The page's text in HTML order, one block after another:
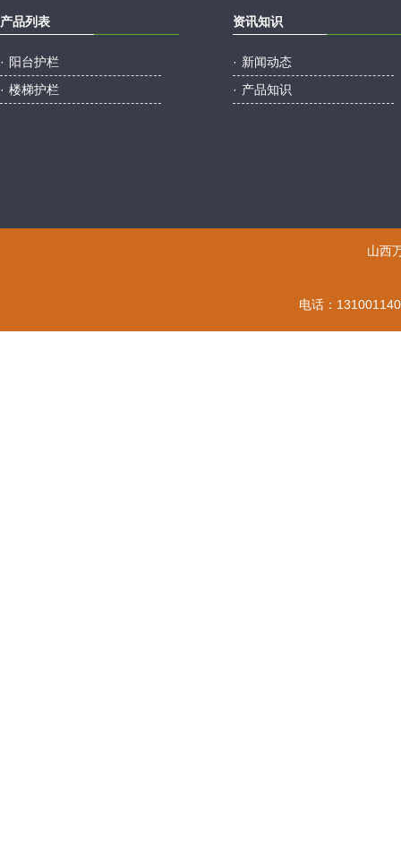
产品列表
· 阳台护栏
· 楼梯护栏
资讯知识
· 新闻动态
· 产品知识
山西
电话：